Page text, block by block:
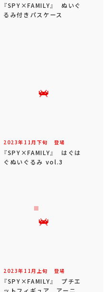
『SPY×FAMILY』 ぬいぐ
るみ付きパスケース
2023年 11 月 下旬 登場
『SPY×FAMILY』 はぐは
ぐぬいぐるみ vol.3
2023年 11 月 上旬 登場
『SPY×FAMILY』 プチエ